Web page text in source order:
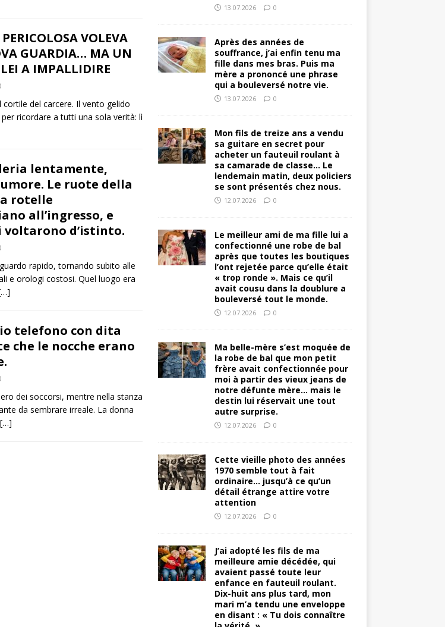
VOLEVA
GUARDIA… MA UN
A IMPALLIDIRE
del carcere. Il vento gelido
ricordare a tutti una sola verità: lì
lentamente,
Le ruote della
rotelle
all’ingresso, e
voltarono d’istinto.
rapido, tornando subito alle
e orologi costosi. Quel luogo era
telefono con dita
che le nocche erano
dei soccorsi, mentre nella stanza
da sembrare irreale. La donna
[…]
13.07.2026 0
Après des années de
souffrance, j’ai enfin tenu ma
fille dans mes bras. Puis ma
mère a prononcé une phrase
qui a bouleversé notre vie.
13.07.2026 0
Mon fils de treize ans a vendu
sa guitare en secret pour
acheter un fauteuil roulant à
sa camarade de classe… Le
lendemain matin, deux policiers
se sont présentés chez nous.
12.07.2026 0
Le meilleur ami de ma fille lui a
confectionné une robe de bal
après que toutes les boutiques
l’ont rejetée parce qu’elle était
« trop ronde ». Mais ce qu’il
avait cousu dans la doublure a
bouleversé tout le monde.
12.07.2026 0
Ma belle-mère s’est moquée de
la robe de bal que mon petit
frère avait confectionnée pour
moi à partir des vieux jeans de
notre défunte mère… mais le
destin lui réservait une tout
autre surprise.
12.07.2026 0
Cette vieille photo des années
1970 semble tout à fait
ordinaire… jusqu’à ce qu’un
détail étrange attire votre
attention
12.07.2026 0
J’ai adopté les fils de ma
meilleure amie décédée, qui
avaient passé toute leur
enfance en fauteuil roulant.
Dix-huit ans plus tard, mon
mari m’a tendu une enveloppe
en disant : « Tu dois connaître